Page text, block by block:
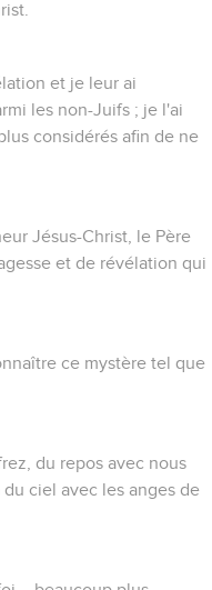
et je leur ai
les non-Juifs ; je l'ai
considérés afin de ne
Jésus-Christ, le Père
et de révélation qui
ce mystère tel que
du repos avec nous
du ciel avec les anges de